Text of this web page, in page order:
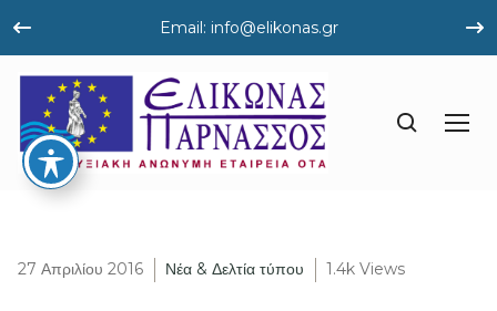
Email: info@elikonas.gr
27 Απριλίου 2016 Νέα & Δελτία τύπου 1.4k Views